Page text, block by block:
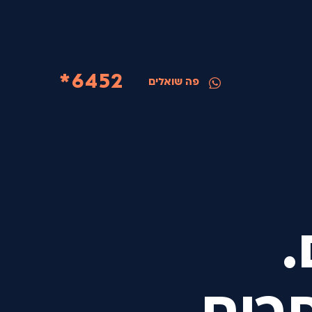
6452* פה שואלים